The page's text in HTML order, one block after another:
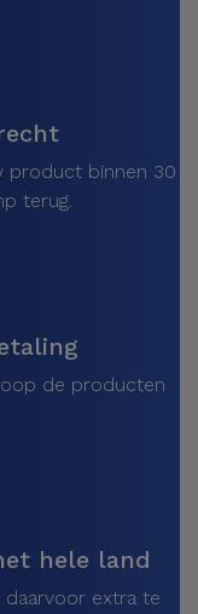
product binnen 30
terug.
de producten
hele land
extra te